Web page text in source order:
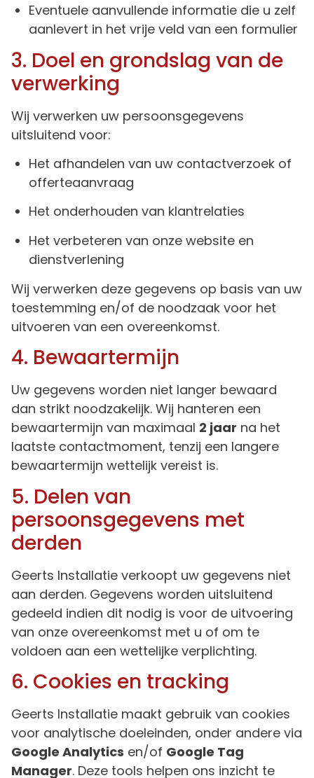
Eventuele aanvullende informatie die u zelf
aanlevert in het vrije veld van een formulier
3. Doel en grondslag van de
verwerking
Wij verwerken uw persoonsgegevens
uitsluitend voor:
Het afhandelen van uw contactverzoek of
offerteaanvraag
Het onderhouden van klantrelaties
Het verbeteren van onze website en
dienstverlening
Wij verwerken deze gegevens op basis van uw
toestemming en/of de noodzaak voor het
uitvoeren van een overeenkomst.
4. Bewaartermijn
Uw gegevens worden niet langer bewaard
dan strikt noodzakelijk. Wij hanteren een
bewaartermijn van maximaal 2 jaar na het
laatste contactmoment, tenzij een langere
bewaartermijn wettelijk vereist is.
5. Delen van
persoonsgegevens met
derden
Geerts Installatie verkoopt uw gegevens niet
aan derden. Gegevens worden uitsluitend
gedeeld indien dit nodig is voor de uitvoering
van onze overeenkomst met u of om te
voldoen aan een wettelijke verplichting.
6. Cookies en tracking
Geerts Installatie maakt gebruik van cookies
voor analytische doeleinden, onder andere via
Google Analytics en/of Google Tag
Manager. Deze tools helpen ons inzicht te